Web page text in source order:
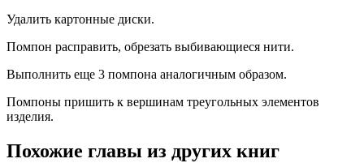
Удалить картонные диски.
Помпон расправить, обрезать выбивающиеся нити.
Выполнить еще 3 помпона аналогичным образом.
Помпоны пришить к вершинам треугольных элементов
изделия.
Похожие главы из других книг